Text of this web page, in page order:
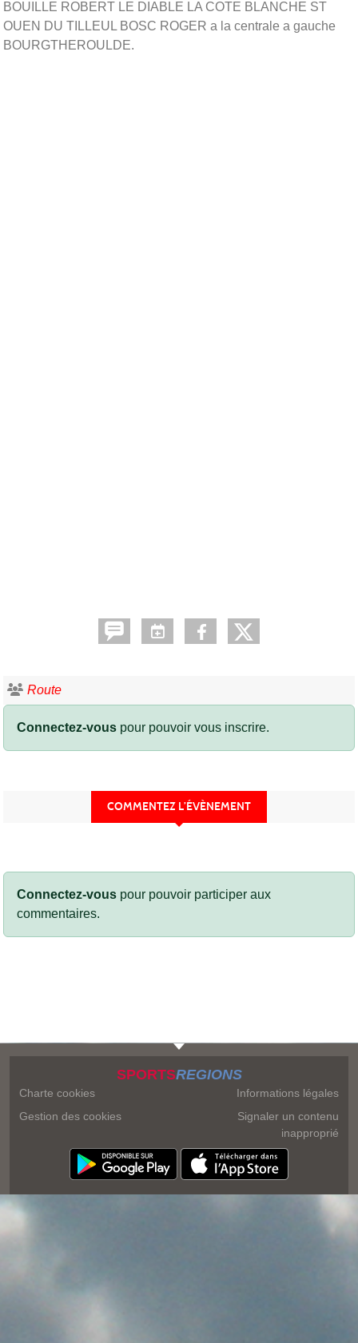
BOUILLE ROBERT LE DIABLE LA COTE BLANCHE ST
OUEN DU TILLEUL BOSC ROGER a la centrale a gauche
BOURGTHEROULDE.
Route
Connectez-vous pour pouvoir vous inscrire.
COMMENTEZ L’ÉVÈNEMENT
Connectez-vous pour pouvoir participer aux
commentaires.
SPORTSREGIONS
Charte cookies
Gestion des cookies
Informations légales
Signaler un contenu
inapproprié